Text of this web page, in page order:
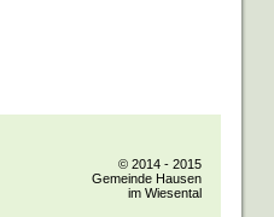
© 2014 - 2015
Gemeinde Hausen
im Wiesental